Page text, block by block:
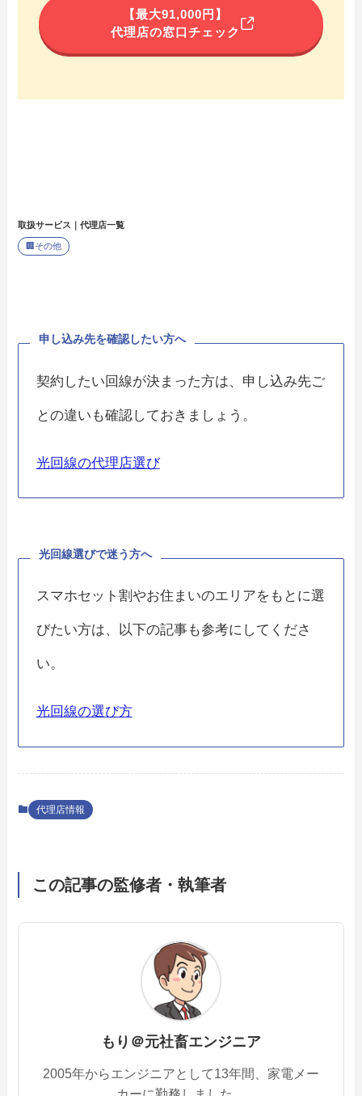
【最大91,000円】
代理店の窓口チェック
取扱サービス｜代理店一覧
🏢 その他
申し込み先を確認したい方へ
契約したい回線が決まった方は、申し込み先ご
との違いも確認しておきましょう。
光回線の代理店選び
光回線選びで迷う方へ
スマホセット割やお住まいのエリアをもとに選
びたい方は、以下の記事も参考にしてくださ
い。
光回線の選び方
代理店情報
この記事の監修者・執筆者
もり＠元社畜エンジニア
2005年からエンジニアとして13年間、家電メー